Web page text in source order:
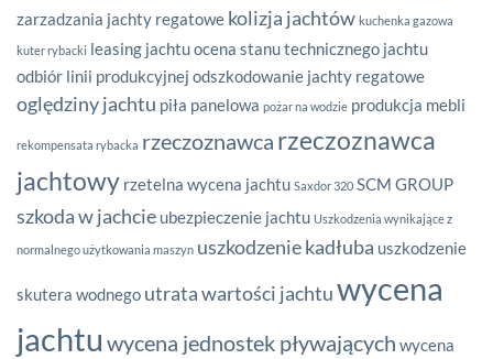
zarzadzania jachty regatowe kolizja jachtów kuchenka gazowa
kuter rybacki leasing jachtuocena stanu technicznego jachtu
odbiór linii produkcyjnej odszkodowanie jachty regatowe
oględziny jachtu piła panelowa pożar na wodzie produkcja mebli
rekompensata rybacka rzeczoznawca rzeczoznawca
jachtowy rzetelna wycena jachtu Saxdor 320 SCM GROUP
szkoda w jachcie ubezpieczenie jachtu Uszkodzenia wynikające z
normalnego użytkowania maszyn uszkodzenie kadłuba uszkodzenie
skutera wodnego utrata wartości jachtuwycena
jachtu wycena jednostek pływających wycena